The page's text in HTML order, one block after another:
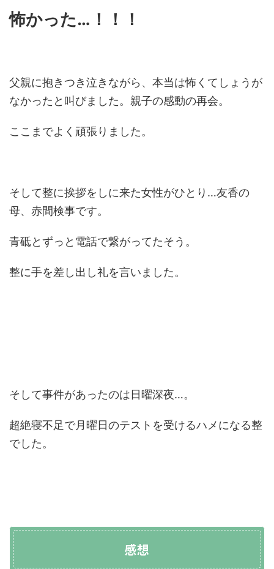
怖かった…！！！
父親に抱きつき泣きながら、本当は怖くてしょうが
なかったと叫びました。親子の感動の再会。
ここまでよく頑張りました。
そして整に挨拶をしに来た女性がひとり…友香の
母、赤間検事です。
青砥とずっと電話で繋がってたそう。
整に手を差し出し礼を言いました。
そして事件があったのは日曜深夜…。
超絶寝不足で月曜日のテストを受けるハメになる整
でした。
感想